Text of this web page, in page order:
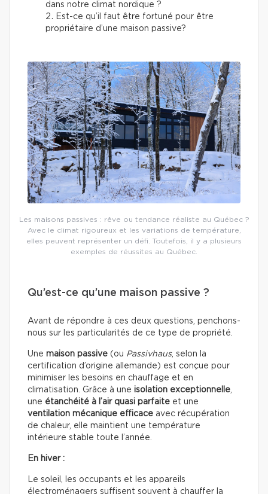
dans notre climat nordique ?
Est-ce qu’il faut être fortuné pour être
propriétaire d’une maison passive?
Les maisons passives : rêve ou tendance réaliste au Québec ?
Avec le climat rigoureux et les variations de température,
elles peuvent représenter un défi. Toutefois, il y a plusieurs
exemples de réussites au Québec.
Qu’est-ce qu’une maison passive ?
Avant de répondre à ces deux questions, penchons-
nous sur les particularités de ce type de propriété.
Une maison passive (ou Passivhaus, selon la
certification d’origine allemande) est conçue pour
minimiser les besoins en chauffage et en
climatisation. Grâce à une isolation exceptionnelle,
une étanchéité à l’air quasi parfaite et une
ventilation mécanique efficace avec récupération
de chaleur, elle maintient une température
intérieure stable toute l’année.
En hiver :
Le soleil, les occupants et les appareils
électroménagers suffisent souvent à chauffer la